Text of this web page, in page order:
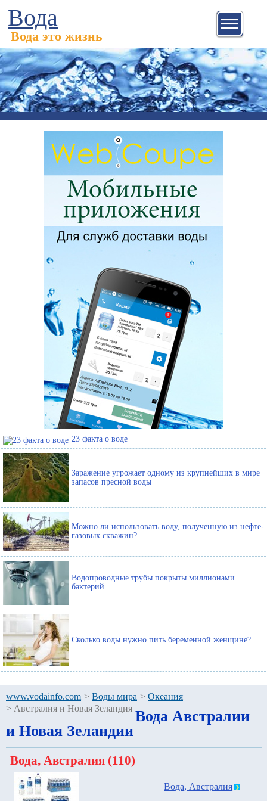
Вода
Вода это жизнь
23 факта о воде
Заражение угрожает одному из крупнейших в мире
запасов пресной воды
Можно ли использовать воду, полученную из нефте-
газовых скважин?
Водопроводные трубы покрыты миллионами
бактерий
Сколько воды нужно пить беременной женщине?
www.vodainfo.com > Воды мира > Океания
> Австралия и Новая Зеландия Вода Австралии
и Новая Зеландии
Вода, Австралия (110)
Вода, Австралия